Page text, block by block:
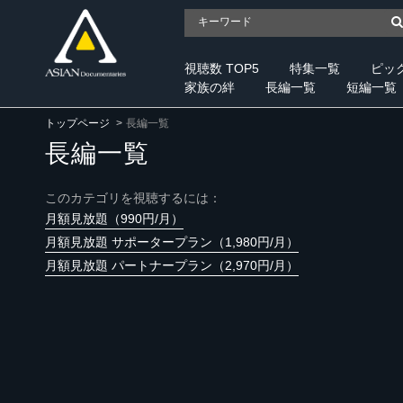
視聴数 TOP5 特集一覧
ピッ
家族の絆
長編一覧 短編一覧
トップページ 長編一覧
長編一覧
このカテゴリを視聴するには：
月額見放題（990円/月）
月額見放題 サポータープラン（1,980円/月）
月額見放題 パートナープラン（2,970円/月）